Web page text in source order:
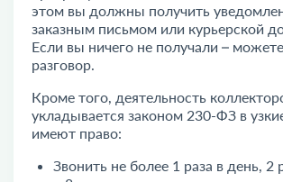
этом вы должны получить
заказным письмом или курьерской
Если вы ничего не получали –
разговор.
Кроме того, деятельность
укладывается законом 230-ФЗ в
имеют право:
Звонить не более 1 раза в день, 2